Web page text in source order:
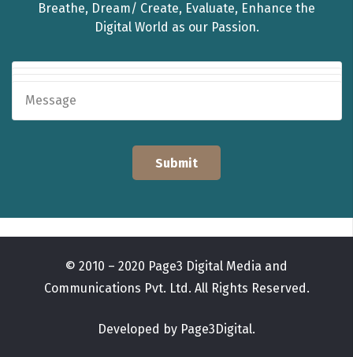
Breathe, Dream/ Create, Evaluate, Enhance the
Digital World as our Passion.
© 2010 – 2020 Page3 Digital Media and
Communications Pvt. Ltd. All Rights Reserved.
Developed by Page3Digital.